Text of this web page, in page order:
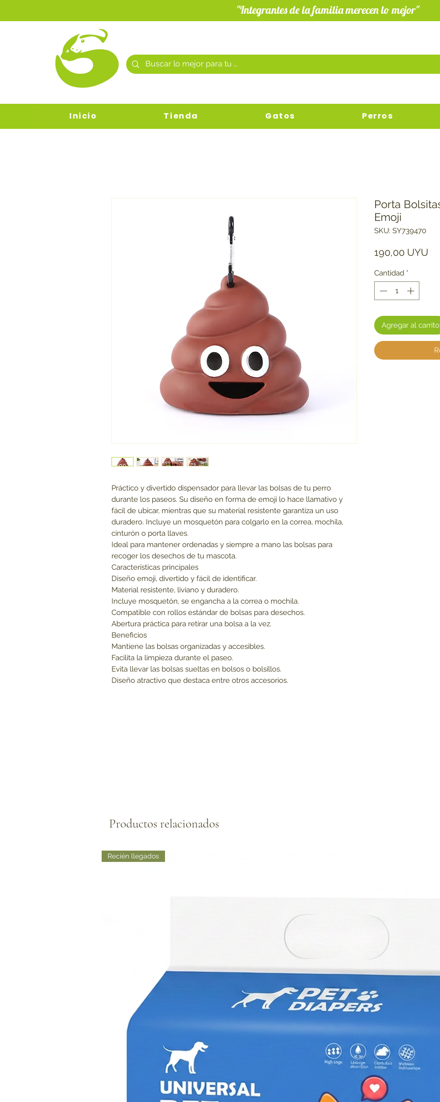
"Integrantes de la familia merecen lo mejor"
Inicio Tienda Gatos Perros
Productos relacionados
Recién llegados
Práctico y divertido dispensador para llevar las bolsas de tu perro
durante los paseos. Su diseño en forma de emoji lo hace llamativo y
fácil de ubicar, mientras que su material resistente garantiza un uso
duradero. Incluye un mosquetón para colgarlo en la correa, mochila,
cinturón o porta llaves.
Ideal para mantener ordenadas y siempre a mano las bolsas para
recoger los desechos de tu mascota.
Características principales
Diseño emoji, divertido y fácil de identificar.
Material resistente, liviano y duradero.
Incluye mosquetón, se engancha a la correa o mochila.
Compatible con rollos estándar de bolsas para desechos.
Abertura práctica para retirar una bolsa a la vez.
Beneficios
Mantiene las bolsas organizadas y accesibles.
Facilita la limpieza durante el paseo.
Evita llevar las bolsas sueltas en bolsos o bolsillos.
Diseño atractivo que destaca entre otros accesorios.
Porta
Emoji
SKU: SY739470
190,00 UYU
Cantidad *
Agregar al carrito